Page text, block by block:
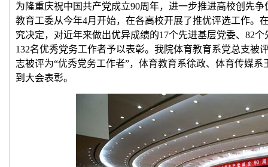
为隆重庆祝中国共产党成立90周年，进一步推进高校创先
教育工委从今年4月开始，在各高校开展了推优评选工作。
究决定，对近年来做出优异成绩的17个先进基层党委、82
132名优秀党务工作者予以表彰。我院体育教育系党总支被
志被评为“优秀党务工作者”，体育教育系徐政、体育传媒
到大会表彰。